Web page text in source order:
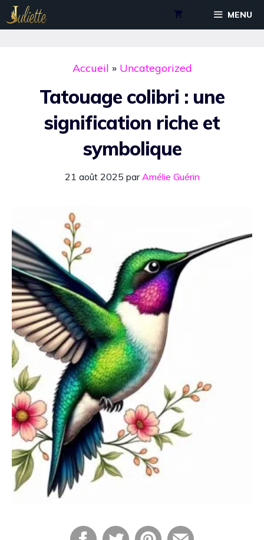
Aller
au
MENU
Accueil » Uncategorized
Tatouage colibri : une
signification riche et
symbolique
21 août 2025 parAmélie Guérin